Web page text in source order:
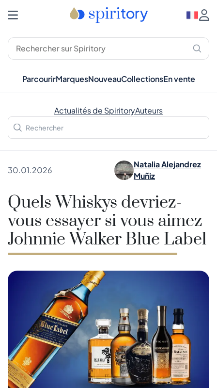
ParcourirMarquesNouveauCollectionsEn vente
Actualités de SpiritoryAuteurs
30.01.2026
Natalia Alejandrez
Muñiz
Quels Whiskys devriez-
vous essayer si vous aimez
Johnnie Walker Blue Label